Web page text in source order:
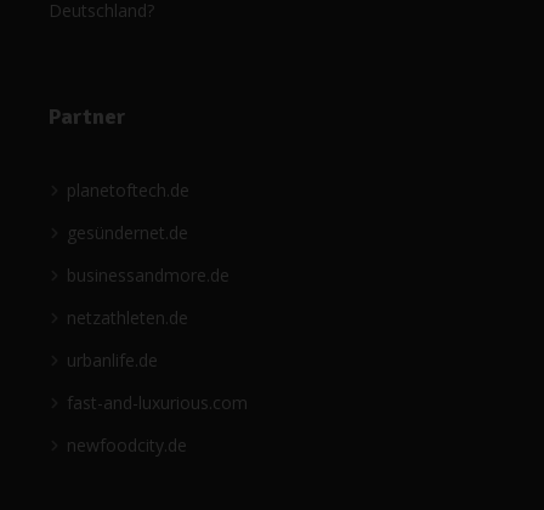
Deutschland?
Partner
planetoftech.de
gesündernet.de
businessandmore.de
netzathleten.de
urbanlife.de
fast-and-luxurious.com
newfoodcity.de